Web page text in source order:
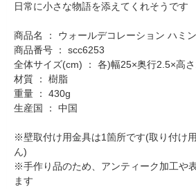
日常に小さな物語を添えてくれそうです
商品名 ： ウォールデコレーション ハミ
商品番号 ： scc6253
全体サイズ(cm) ： 各)幅25×奥行2.5×高
材質 ： 樹脂
重量 ： 430g
生産国 ： 中国
※壁取付け用金具は1箇所です(取り付け
ん)
※手作り品のため、アンティーク加工や
ます